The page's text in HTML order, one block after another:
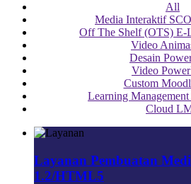
All
Media Interaktif
Off The Shelf (OTS) E-
Video
Desain
Video
Custom
Learning
Cloud
Layanan Pembuatan
1.2/HTML5